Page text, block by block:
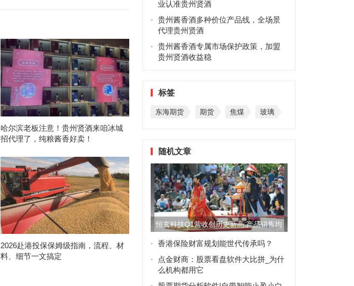
哈尔滨老板注意！贵州贤酒来咱冰城
招代理了，纯粮酱香好卖！
2026赴港投保保姆级指南，流程、材
料、细节一文搞定
业认准贵州贤酒
贵州酱香酒多种价位产品线，全场景
代理贵州贤酒
贵州酱香酒专属市场保护政策，加盟
贵州贤酒收益稳
标签
东海期货 期货 焦煤 玻璃
随机文章
恒玄科技Q1营收创历史新高 产品销售均
价同比提升
香港保险财富规划能世代传承吗？
点金财商：股票看盘软件大比拼_为什
么机构都用它